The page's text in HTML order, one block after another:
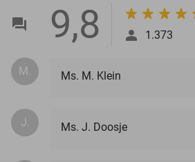
9,8 1.373
M. Ms. M. Klein
J. Ms. J. Doosje